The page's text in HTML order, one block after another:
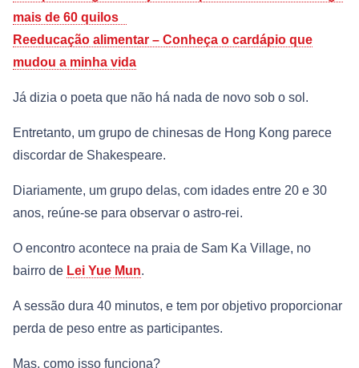
mais de 60 quilos
Reeducação alimentar – Conheça o cardápio que
mudou a minha vida
Já dizia o poeta que não há nada de novo sob o sol.
Entretanto, um grupo de chinesas de Hong Kong parece
discordar de Shakespeare.
Diariamente, um grupo delas, com idades entre 20 e 30
anos, reúne-se para observar o astro-rei.
O encontro acontece na praia de Sam Ka Village, no
bairro de Lei Yue Mun.
A sessão dura 40 minutos, e tem por objetivo proporcionar
perda de peso entre as participantes.
Mas, como isso funciona?